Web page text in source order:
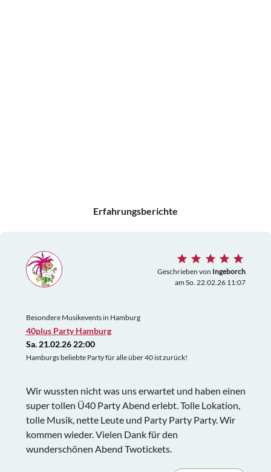
Erfahrungsberichte
Geschrieben von Ingeborch
am So. 22.02.26 11:07
Besondere Musikevents in Hamburg
40plus Party Hamburg
Sa. 21.02.26 22:00
Hamburgs beliebte Party für alle über 40 ist zurück!
Wir wussten nicht was uns erwartet und haben einen
super tollen Ü40 Party Abend erlebt. Tolle Lokation,
tolle Musik, nette Leute und Party Party Party. Wir
kommen wieder. Vielen Dank für den
wunderschönen Abend Twotickets.